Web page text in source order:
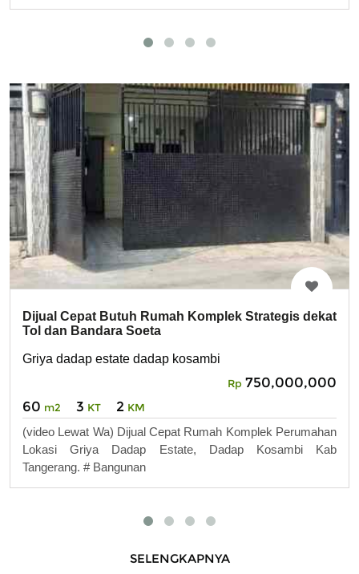
Dijual Cepat Butuh Rumah Komplek Strategis dekat
Tol dan Bandara Soeta
Griya dadap estate dadap kosambi
Rp 750,000,000
60 m2 3 KT 2 KM
(video Lewat Wa) Dijual Cepat Rumah Komplek Perumahan
Lokasi Griya Dadap Estate, Dadap Kosambi Kab
Tangerang. # Bangunan
SELENGKAPNYA